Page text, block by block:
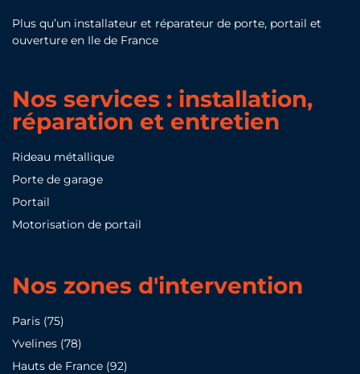
Plus qu’un installateur et réparateur de porte, portail et
ouverture en Ile de France
Nos services : installation,
réparation et entretien
Rideau métallique
Porte de garage
Portail
Motorisation de portail
Nos zones d'intervention
Paris (75)
Yvelines (78)
Hauts de France (92)